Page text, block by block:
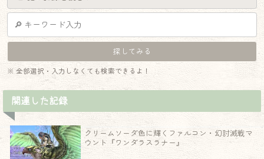
※ 全部選択・入力しなくても検索できるよ！
関連した記録
クリームソーダ色に輝くファルコン・幻討滅戦マ
ウント『ワンダラスラナー』